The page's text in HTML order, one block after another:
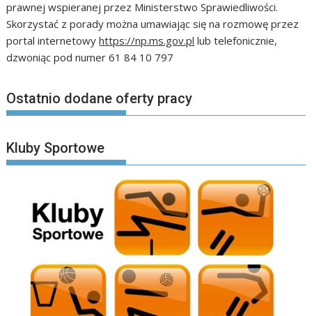
prawnej wspieranej przez Ministerstwo Sprawiedliwości.
Skorzystać z porady można umawiając się na rozmowę przez
portal internetowyhttps://np.ms.gov.pl lub telefonicznie,
dzwoniąc pod numer 61 84 10 797
Ostatnio dodane oferty pracy
Kluby Sportowe